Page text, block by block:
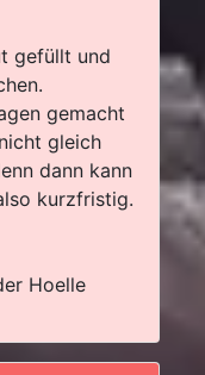
gefüllt und
gemacht
gleich
dann kann
kurzfristig.
Hoelle